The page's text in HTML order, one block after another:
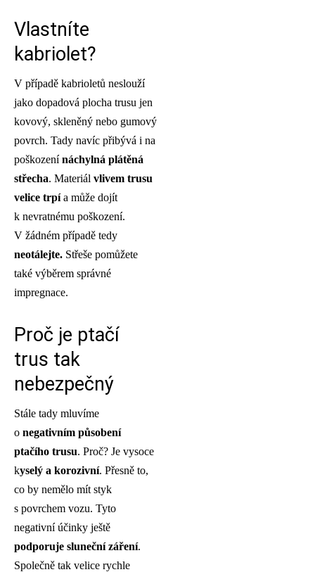
Vlastníte
kabriolet?
V případě kabrioletů neslouží
jako dopadová plocha trusu jen
kovový, skleněný nebo gumový
povrch. Tady navíc přibývá i na
poškozenínáchylná plátěná
střecha. Materiál vlivem trusu
velice trpía může dojít
k nevratnému poškození.
V žádném případě tedy
neotálejte. Střeše pomůžete
také výběrem správné
impregnace.
Proč je ptačí
trus tak
nebezpečný
Stále tady mluvíme
o negativním působení
ptačího trusu. Proč? Je vysoce
kyselý a korozivní. Přesně to,
co by nemělo mít styk
s povrchem vozu. Tyto
negativní účinky ještě
podporuje sluneční záření.
Společně tak velice rychle